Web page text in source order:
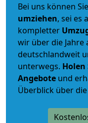
Bei uns können Sie
umziehen, sei es
kompletter
wir über die
deutschlandweit
unterwegs. Holen
Angebote und
Überblick über